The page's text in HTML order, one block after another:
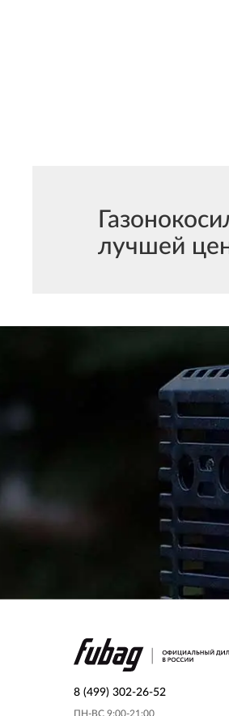
лучшей
8 (499) 302-26-52
ПН-ВС 9:00-21:00